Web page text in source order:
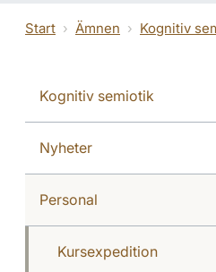
Start Ämnen Kognitiv
Kognitiv semiotik
Nyheter
Personal
Kursexpedition